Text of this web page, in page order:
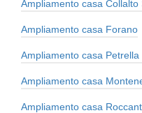
Ampliamento casa Collalto
Ampliamento casa Forano
Ampliamento casa Petrella
Ampliamento casa
Ampliamento casa